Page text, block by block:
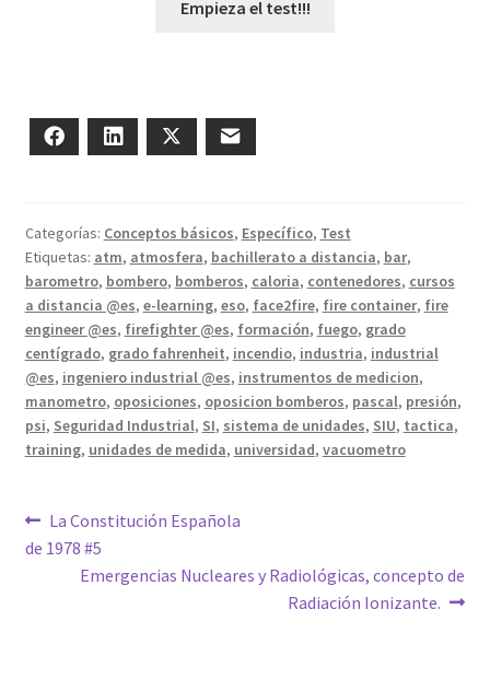
Empieza el test!!!
Facebook LinkedIn Twitter
Categorías: Conceptos básicos, Específico, Test
Etiquetas: atm, atmosfera, bachillerato a distancia, bar,
barometro, bombero, bomberos, caloria, contenedores, cursos
a distancia @es, e-learning, eso, face2fire, fire container, fire
engineer @es, firefighter @es, formación, fuego, grado
centígrado, grado fahrenheit, incendio, industria, industrial
@es, ingeniero industrial @es, instrumentos de medicion,
manometro, oposiciones, oposicion bomberos, pascal, presión,
psi, Seguridad Industrial, SI, sistema de unidades, SIU, tactica,
training, unidades de medida, universidad, vacuometro
Navegación
de
Anterior:
La Constitución Española
de 1978 #5
Siguiente:
Emergencias Nucleares y Radiológicas, concepto de
Radiación Ionizante.